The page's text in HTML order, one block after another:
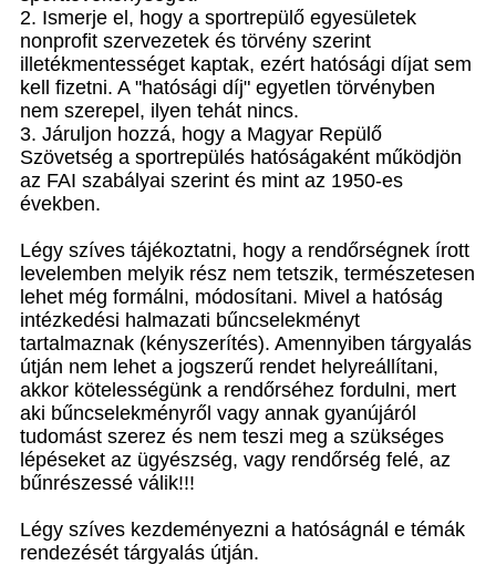
2. Ismerje el, hogy a sportrepülő egyesületek
nonprofit szervezetek és törvény szerint
illetékmentességet kaptak, ezért hatósági díjat sem
kell fizetni. A "hatósági díj" egyetlen törvényben
nem szerepel, ilyen tehát nincs.
3. Járuljon hozzá, hogy a Magyar Repülő
Szövetség a sportrepülés hatóságaként működjön
az FAI szabályai szerint és mint az 1950-es
években.
Légy szíves tájékoztatni, hogy a rendőrségnek írott
levelemben melyik rész nem tetszik, természetesen
lehet még formálni, módosítani. Mivel a hatóság
intézkedési halmazati bűncselekményt
tartalmaznak (kényszerítés). Amennyiben tárgyalás
útján nem lehet a jogszerű rendet helyreállítani,
akkor kötelességünk a rendőrséhez fordulni, mert
aki bűncselekményről vagy annak gyanújáról
tudomást szerez és nem teszi meg a szükséges
lépéseket az ügyészség, vagy rendőrség felé, az
bűnrészessé válik!!!
Légy szíves kezdeményezni a hatóságnál e témák
rendezését tárgyalás útján.